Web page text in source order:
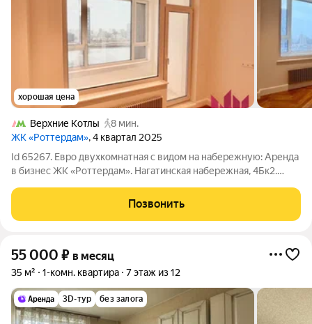
хорошая цена
Верхние Котлы
8 мин.
ЖК «Роттердам», 4 квартал 2025
Id 65267. Евро двухкомнатная с видом на набережную: Аренда
в бизнес ЖК «Роттердам». Нагатинская набережная, 4Бк2.
просто место на карте, а как заявка на определенный статус и
качество жизни.
Позвонить
55 000 ₽ в месяц
35 м² 1-комн. квартира 7 этаж из 12
3D-тур без залога